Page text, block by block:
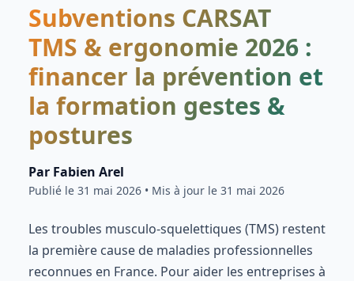
Subventions CARSAT
TMS & ergonomie 2026 :
financer la prévention et
la formation gestes &
postures
Par Fabien Arel
Publié le 31 mai 2026 • Mis à jour le 31 mai 2026
Les troubles musculo-squelettiques (TMS) restent
la première cause de maladies professionnelles
reconnues en France. Pour aider les entreprises à